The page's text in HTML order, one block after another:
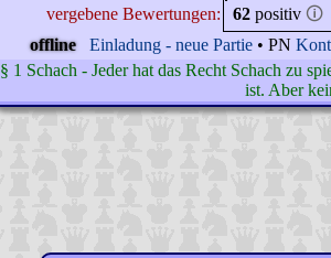
vergebene Bewertungen:
62 positiv 🛈
offline
Einladung - neue Partie • PN
§ 1 Schach - Jeder hat das Recht Schach zu
ist. Aber